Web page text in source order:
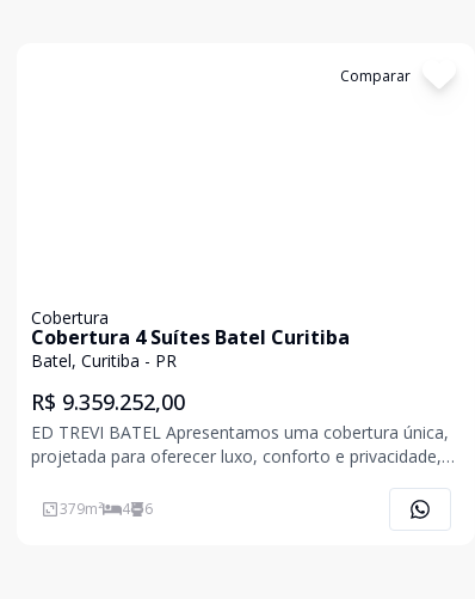
Comparar
Cobertura
Cobertura 4 Suítes Batel Curitiba
Batel, Curitiba - PR
R$ 9.359.252,00
ED TREVI BATEL Apresentamos uma cobertura única,
projetada para oferecer luxo, conforto e privacidade,
endereço. Com ampla área privativa, a unidade integra
379m² 4 6